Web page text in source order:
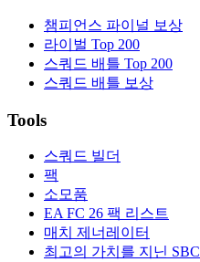
챔피언스 파이널 보상
라이벌 Top 200
스쿼드 배틀 Top 200
스쿼드 배틀 보상
Tools
스쿼드 빌더
팩
소모품
EA FC 26 팩 리스트
매치 제너레이터
최고의 가치를 지닌 SBC